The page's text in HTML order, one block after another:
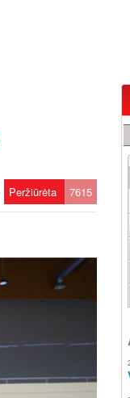
Peržiūrėta 7615